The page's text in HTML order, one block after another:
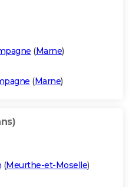
(Marne)
(Marne)
(Meurthe-et-Moselle)